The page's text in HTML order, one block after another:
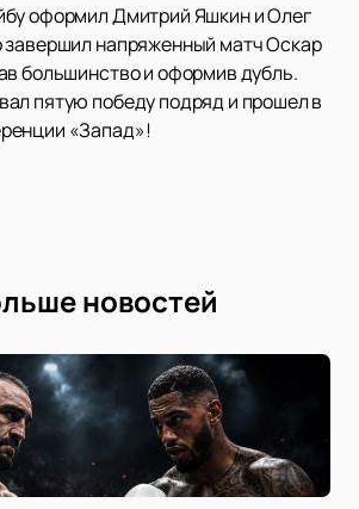
оформил Дмитрий Яшкин и Олег
напряженный матч Оскар
большинство и оформив дубль.
пятую победу подряд и прошел в
«Запад»!
новостей